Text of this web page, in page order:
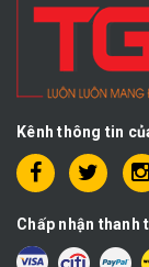
Kênh thông tin
Chấp nhận thanh